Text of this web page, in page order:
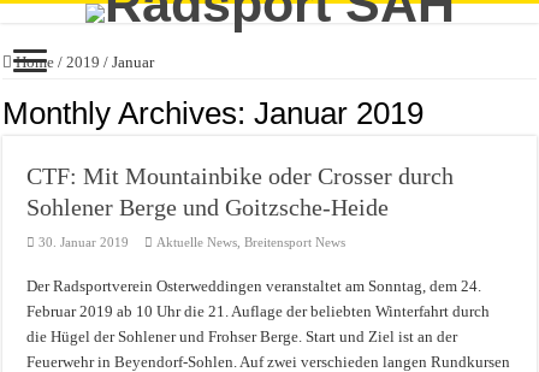
Home / 2019 / Januar
Monthly Archives:Januar 2019
CTF: Mit Mountainbike oder Crosser durch
Sohlener Berge und Goitzsche-Heide
30. Januar 2019 Aktuelle News ,Breitensport News
Der Radsportverein Osterweddingen veranstaltet am Sonntag, dem 24.
Februar 2019 ab 10 Uhr die 21. Auflage der beliebten Winterfahrt durch
die Hügel der Sohlener und Frohser Berge. Start und Ziel ist an der
Feuerwehr in Beyendorf-Sohlen. Auf zwei verschieden langen Rundkursen